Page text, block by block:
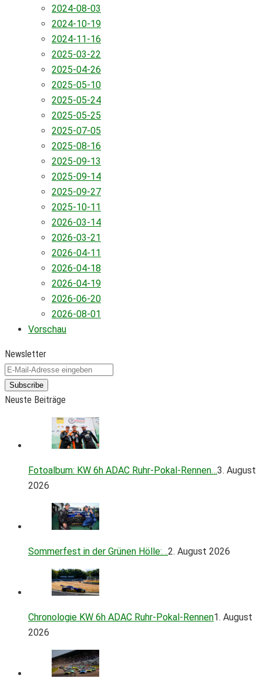
2024-08-03
2024-10-19
2024-11-16
2025-03-22
2025-04-26
2025-05-10
2025-05-24
2025-05-25
2025-07-05
2025-08-16
2025-09-13
2025-09-14
2025-09-27
2025-10-11
2026-03-14
2026-03-21
2026-04-11
2026-04-18
2026-04-19
2026-06-20
2026-08-01
Vorschau
Newsletter
Subscribe
Neuste Beiträge
Fotoalbum: KW 6h ADAC Ruhr-Pokal-Rennen…3. August
2026
Sommerfest in der Grünen Hölle:…2. August 2026
Chronologie KW 6h ADAC Ruhr-Pokal-Rennen1. August
2026